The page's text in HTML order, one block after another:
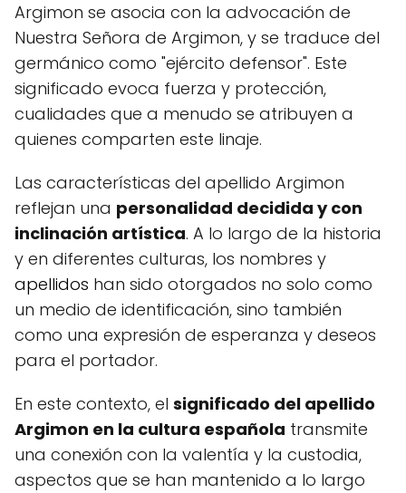
Argimon se asocia con la advocación de
Nuestra Señora de Argimon, y se traduce del
germánico como "ejército defensor". Este
significado evoca fuerza y protección,
cualidades que a menudo se atribuyen a
quienes comparten este linaje.
Las características del apellido Argimon
reflejan una personalidad decidida y con
inclinación artística. A lo largo de la historia
y en diferentes culturas, los nombres y
apellidos han sido otorgados no solo como
un medio de identificación, sino también
como una expresión de esperanza y deseos
para el portador.
En este contexto, el significado del apellido
Argimon en la cultura española transmite
una conexión con la valentía y la custodia,
aspectos que se han mantenido a lo largo